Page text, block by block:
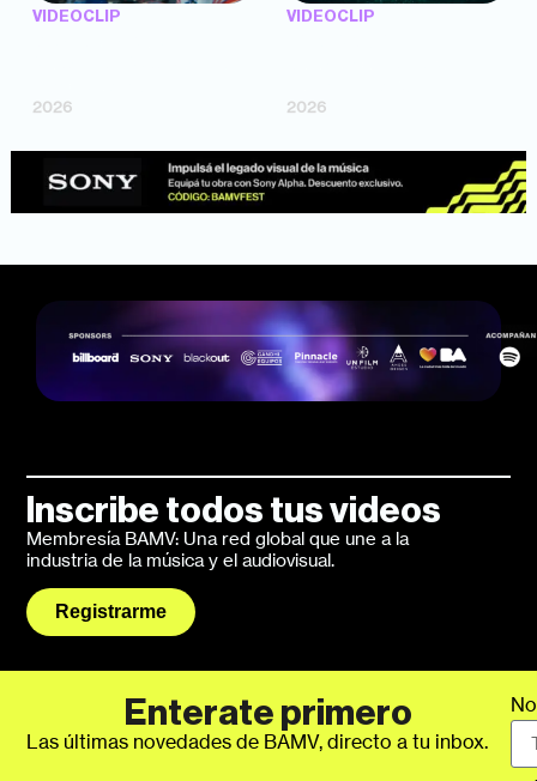
VIDEOCLIP
2026
VIDEOCLIP
2026
Inscribe todos tus videos
Membresía BAMV: Una red global que une a la
industria de la música y el audiovisual.
Registrarme
Enterate primero
Las últimas novedades de BAMV, directo a tu inbox.